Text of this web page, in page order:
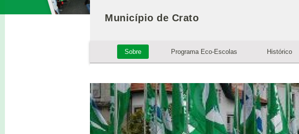
Município de Crato
Sobre Programa Eco-Escolas Histórico